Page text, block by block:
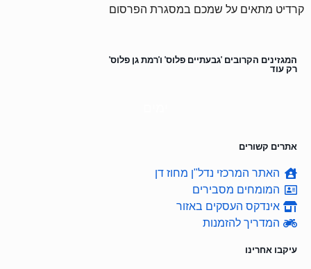
קרדיט מתאים על שמכם במסגרת הפרסום
המגזינים הקרובים 'גבעתיים פלוס' ו'רמת גן פלוס'
רק עוד
אתרים קשורים
האתר המרכזי נדל"ן מחוז דן
המומחים מסבירים
אינדקס העסקים באזור
המדריך להזמנות
עיקבו אחרינו